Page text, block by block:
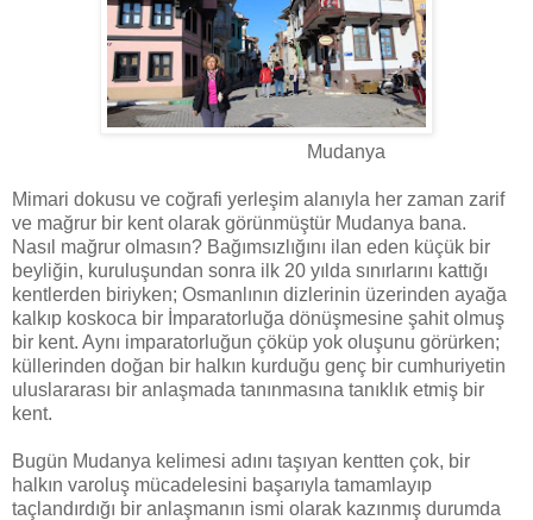
Mudanya
Mimari dokusu ve coğrafi yerleşim alanıyla her zaman zarif
ve mağrur bir kent olarak görünmüştür Mudanya bana.
Nasıl mağrur olmasın? Bağımsızlığını ilan eden küçük bir
beyliğin, kuruluşundan sonra ilk 20 yılda sınırlarını kattığı
kentlerden biriyken; Osmanlının dizlerinin üzerinden ayağa
kalkıp koskoca bir İmparatorluğa dönüşmesine şahit olmuş
bir kent. Aynı imparatorluğun çöküp yok oluşunu görürken;
küllerinden doğan bir halkın kurduğu genç bir cumhuriyetin
uluslararası bir anlaşmada tanınmasına tanıklık etmiş bir
kent.
Bugün Mudanya kelimesi adını taşıyan kentten çok, bir
halkın varoluş mücadelesini başarıyla tamamlayıp
taçlandırdığı bir anlaşmanın ismi olarak kazınmış durumda